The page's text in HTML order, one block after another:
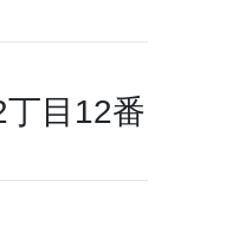
目12番